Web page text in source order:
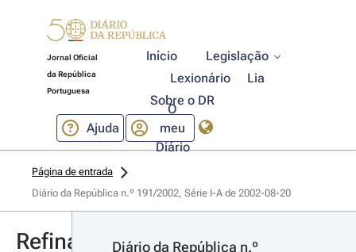
Jornal Oficial
da República
Portuguesa
Início
Legislação
Lexionário
Lia
Sobre o DR
Ajuda
O
meu
Diário
Página de entrada
Diário da República n.º 191/2002, Série I-A de 2002-08-20
Refinar
Diário da República n.º